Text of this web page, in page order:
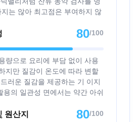
는 않아 최고점은 부여하지 않
80/100
량으로 요리에 부담 없이 사용
지만 질감이 온도에 따라 변할
러운 질감을 제공하는 기 이지
용의 일관성 면에서는 약간 아쉬
원산지 80/100